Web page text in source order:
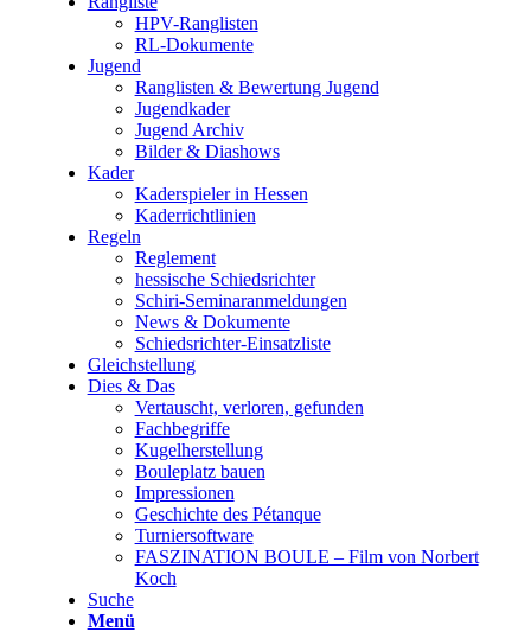
HPV-Ranglisten
RL-Dokumente
Jugend
Ranglisten & Bewertung Jugend
Jugendkader
Jugend Archiv
Bilder & Diashows
Kader
Kaderspieler in Hessen
Kaderrichtlinien
Regeln
Reglement
hessische Schiedsrichter
Schiri-Seminaranmeldungen
News & Dokumente
Schiedsrichter-Einsatzliste
Gleichstellung
Dies & Das
Vertauscht, verloren, gefunden
Fachbegriffe
Kugelherstellung
Bouleplatz bauen
Impressionen
Geschichte des Pétanque
Turniersoftware
FASZINATION BOULE – Film von Norbert
Koch
Suche
Menü